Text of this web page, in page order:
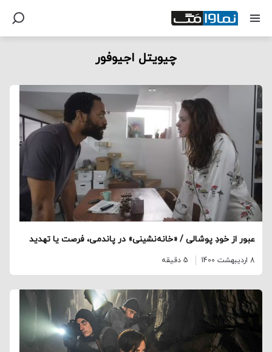
چیویتل اجیوفور
عبور از خودِ پوشالی / «خانه‌نشینی» در پاندمی، فرصت یا تهدید
8 اردیبهشت 1400 5 دقیقه